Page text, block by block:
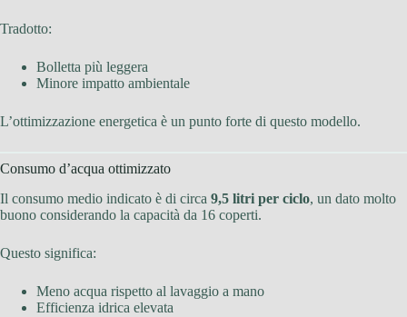
Tradotto:
Bolletta più leggera
Minore impatto ambientale
L’ottimizzazione energetica è un punto forte di questo modello.
Consumo d’acqua ottimizzato
Il consumo medio indicato è di circa 9,5 litri per ciclo, un dato molto
buono considerando la capacità da 16 coperti.
Questo significa:
Meno acqua rispetto al lavaggio a mano
Efficienza idrica elevata